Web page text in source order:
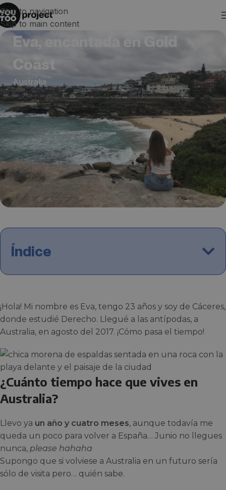
Skip to navigation
Skip to main content
Eva, encantada en Gold
Coast
Australia
Índice
¡Hola! Mi nombre es Eva, tengo 23 años y soy de Cáceres,
donde estudié Derecho. Llegué a las antípodas, a
Australia, en agosto del 2017. ¡Cómo pasa el tiempo!
¿Cuánto tiempo hace que vives en
Australia?
Llevo ya un año y cuatro meses, aunque todavía me
queda un poco para volver a España… Junio no llegues
nunca, please hahaha
Supongo que si volviese a Australia en un futuro sería
sólo de visita pero… quién sabe.